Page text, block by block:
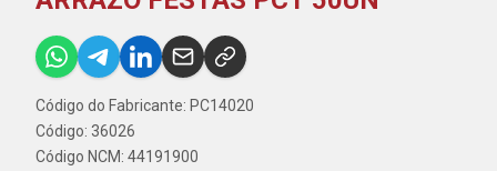
Código do Fabricante: PC14020
Código: 36026
Código NCM: 44191900